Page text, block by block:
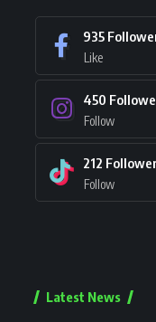
935
Like
450
Follow
212
Follow
Latest News